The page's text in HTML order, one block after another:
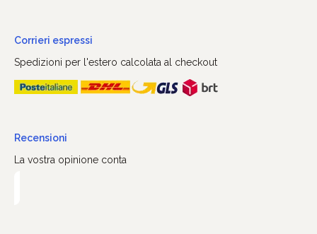
Corrieri espressi
Spedizioni per l'estero calcolata al checkout
Recensioni
La vostra opinione conta